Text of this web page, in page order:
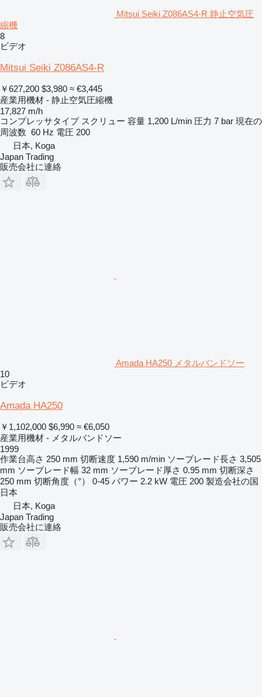
Mitsui Seiki Z086AS4-R 静止空気圧
縮機
8
ビデオ
Mitsui Seiki Z086AS4-R
￥627,200 $3,980 ≈ €3,445
産業用機材 - 静止空気圧縮機
17,827 m/h
コンプレッサタイプ スクリュー 容量 1,200 L/min 圧力 7 bar 現在の
周波数 60 Hz 電圧 200
日本, Koga
Japan Trading
販売会社に連絡
Amada HA250 メタルバンドソー
10
ビデオ
Amada HA250
￥1,102,000 $6,990 ≈ €6,050
産業用機材 - メタルバンドソー
1999
作業台高さ 250 mm 切断速度 1,590 m/min ソーブレード長さ 3,505
mm ソーブレード幅 32 mm ソーブレード厚さ 0.95 mm 切断深さ
250 mm 切断角度（°） 0-45 パワー 2.2 kW 電圧 200 製造会社の国
日本
日本, Koga
Japan Trading
販売会社に連絡